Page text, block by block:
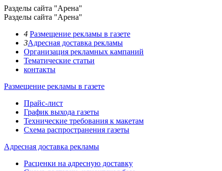
Разделы сайта "Арена"
Разделы сайта "Арена"
4 Размещение рекламы в газете
3Адресная доставка рекламы
Организация рекламных кампаний
Тематические статьи
контакты
Размещение рекламы в газете
Прайс-лист
График выхода газеты
Технические требования к макетам
Схема распространения газеты
Адресная доставка рекламы
Расценки на адресную доставку